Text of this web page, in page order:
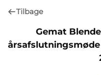
Tilbage
Gemat